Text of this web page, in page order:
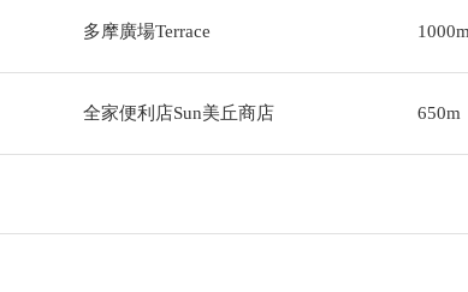
多摩廣場Terrace
全家便利店Sun美丘商店 650m